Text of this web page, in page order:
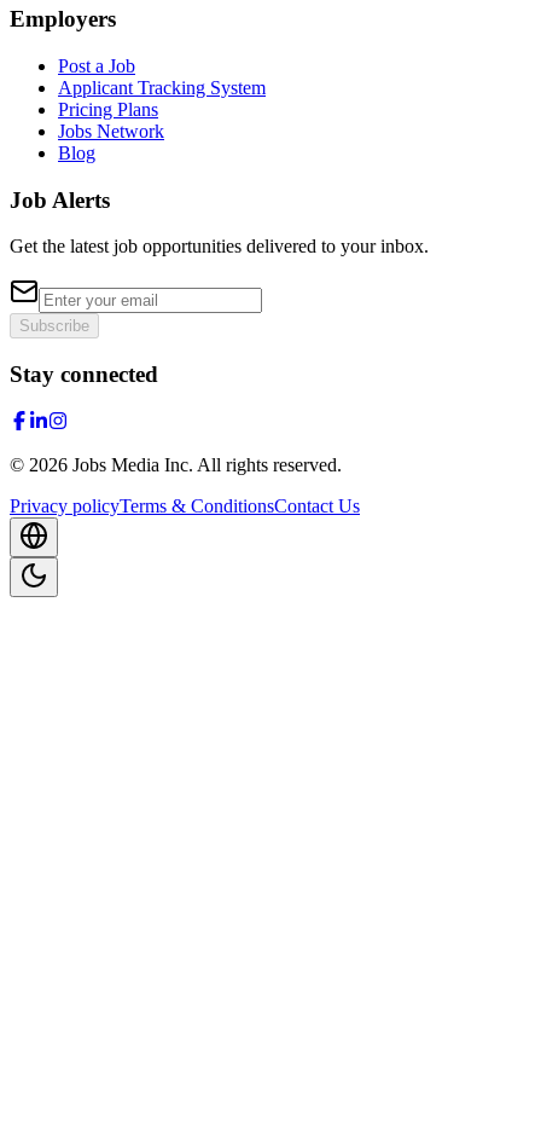
Employers
Post a Job
Applicant Tracking System
Pricing Plans
Jobs Network
Blog
Job Alerts
Get the latest job opportunities delivered to your inbox.
Subscribe
Stay connected
© 2026 Jobs Media Inc. All rights reserved.
Privacy policyTerms & ConditionsContact Us